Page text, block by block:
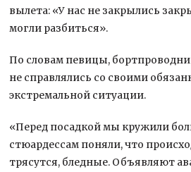
вылета: «У нас не закрылись
могли разбиться».
По словам певицы,
не справлялись со своими
экстремальной ситуации.
«Перед посадкой мы кружили
стюардессам поняли, что
трясутся, бледные. Объявляют